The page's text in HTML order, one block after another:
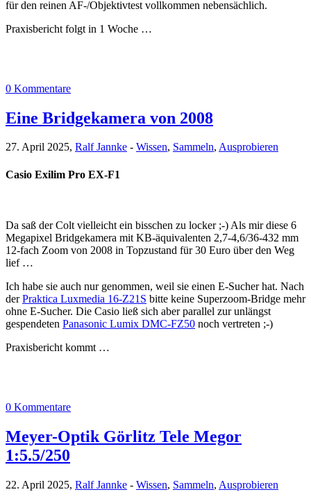
für den reinen AF-/Objektivtest vollkommen nebensächlich.
Praxisbericht folgt in 1 Woche …
0 Kommentare
Eine Bridgekamera von 2008
27. April 2025, Ralf Jannke - Wissen, Sammeln, Ausprobieren
Casio Exilim Pro EX-F1
Da saß der Colt vielleicht ein bisschen zu locker ;-) Als mir diese 6
Megapixel Bridgekamera mit KB-äquivalenten 2,7-4,6/36-432 mm
12-fach Zoom von 2008 in Topzustand für 30 Euro über den Weg
lief …
Ich habe sie auch nur genommen, weil sie einen E-Sucher hat. Nach
derPraktica Luxmedia 16-Z21S bitte keine Superzoom-Bridge mehr
ohne E-Sucher. Die Casio ließ sich aber parallel zur unlängst
gespendeten Panasonic Lumix DMC-FZ50 noch vertreten ;-)
Praxisbericht kommt …
0 Kommentare
Meyer-Optik Görlitz Tele Megor
1:5.5/250
22. April 2025, Ralf Jannke - Wissen, Sammeln, Ausprobieren